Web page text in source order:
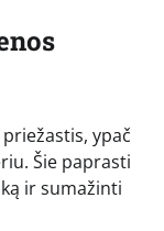
ypač
Šie paprasti
ir sumažinti